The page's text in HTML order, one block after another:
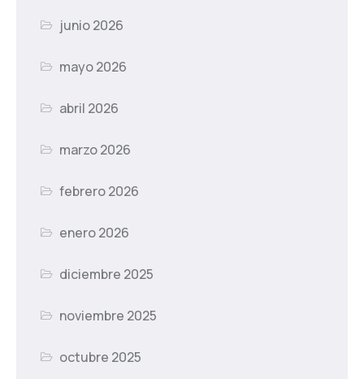
junio 2026
mayo 2026
abril 2026
marzo 2026
febrero 2026
enero 2026
diciembre 2025
noviembre 2025
octubre 2025